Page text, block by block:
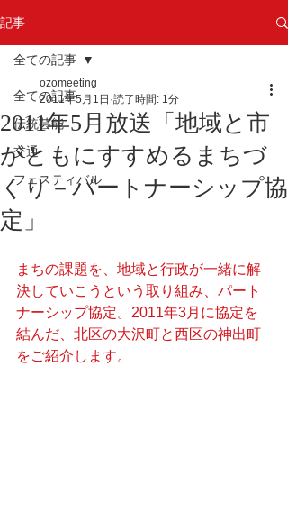
記事
全ての記事
伝統芸能
交通
フェスティバル
全ての記事
2011年5月放送「地域と市
がともにすすめるまちづ
くり－パートナーシップ協
定」
ozomeeting
2011年5月1日 読了時間: 1分
まちの課題を、地域と行政が一緒に解
決していこうという取り組み、パート
ナーシップ協定。2011年3月に協定を
結んだ、北区の大沢町と西区の神出町
をご紹介します。